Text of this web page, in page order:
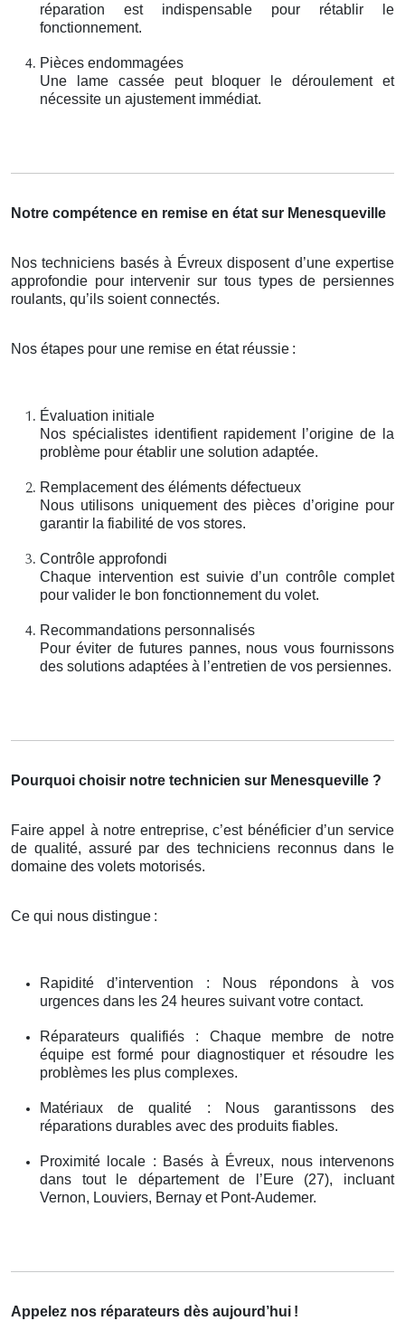
réparation est indispensable pour rétablir le
fonctionnement.
Pièces endommagées
Une lame cassée peut bloquer le déroulement et
nécessite un ajustement immédiat.
Notre compétence en remise en état sur Menesqueville
Nos techniciens basés à Évreux disposent d’une expertise
approfondie pour intervenir sur tous types de persiennes
roulants, qu’ils soient connectés.
Nos étapes pour une remise en état réussie :
Évaluation initiale
Nos spécialistes identifient rapidement l’origine de la
problème pour établir une solution adaptée.
Remplacement des éléments défectueux
Nous utilisons uniquement des pièces d’origine pour
garantir la fiabilité de vos stores.
Contrôle approfondi
Chaque intervention est suivie d’un contrôle complet
pour valider le bon fonctionnement du volet.
Recommandations personnalisés
Pour éviter de futures pannes, nous vous fournissons
des solutions adaptées à l’entretien de vos persiennes.
Pourquoi choisir notre technicien sur Menesqueville ?
Faire appel à notre entreprise, c’est bénéficier d’un service
de qualité, assuré par des techniciens reconnus dans le
domaine des volets motorisés.
Ce qui nous distingue :
Rapidité d’intervention : Nous répondons à vos
urgences dans les 24 heures suivant votre contact.
Réparateurs qualifiés : Chaque membre de notre
équipe est formé pour diagnostiquer et résoudre les
problèmes les plus complexes.
Matériaux de qualité : Nous garantissons des
réparations durables avec des produits fiables.
Proximité locale : Basés à Évreux, nous intervenons
dans tout le département de l’Eure (27), incluant
Vernon, Louviers, Bernay et Pont-Audemer.
Appelez nos réparateurs dès aujourd’hui !